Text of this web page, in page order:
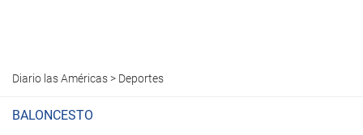
Diario las Américas> Deportes
BALONCESTO